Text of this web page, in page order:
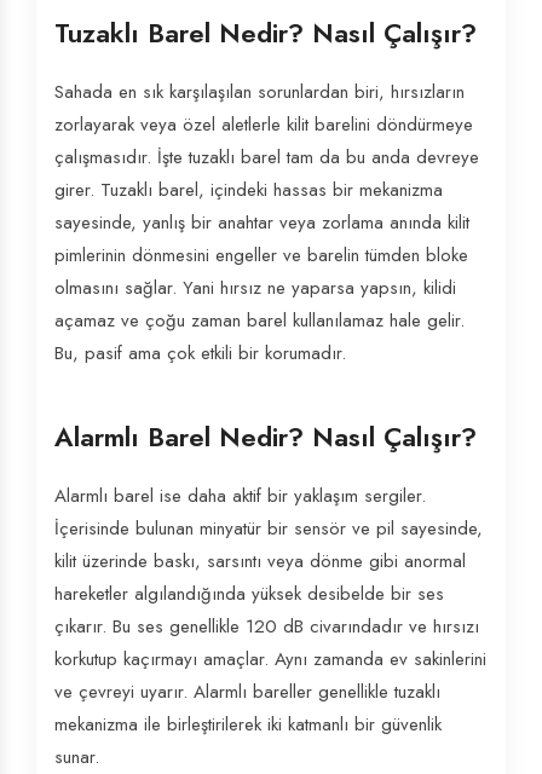
Tuzaklı Barel Nedir? Nasıl Çalışır?
Sahada en sık karşılaşılan sorunlardan biri, hırsızların
zorlayarak veya özel aletlerle kilit barelini döndürmeye
çalışmasıdır. İşte tuzaklı barel tam da bu anda devreye
girer. Tuzaklı barel, içindeki hassas bir mekanizma
sayesinde, yanlış bir anahtar veya zorlama anında kilit
pimlerinin dönmesini engeller ve barelin tümden bloke
olmasını sağlar. Yani hırsız ne yaparsa yapsın, kilidi
açamaz ve çoğu zaman barel kullanılamaz hale gelir.
Bu, pasif ama çok etkili bir korumadır.
Alarmlı Barel Nedir? Nasıl Çalışır?
Alarmlı barel ise daha aktif bir yaklaşım sergiler.
İçerisinde bulunan minyatür bir sensör ve pil sayesinde,
kilit üzerinde baskı, sarsıntı veya dönme gibi anormal
hareketler algılandığında yüksek desibelde bir ses
çıkarır. Bu ses genellikle 120 dB civarındadır ve hırsızı
korkutup kaçırmayı amaçlar. Aynı zamanda ev sakinlerini
ve çevreyi uyarır. Alarmlı bareller genellikle tuzaklı
mekanizma ile birleştirilerek iki katmanlı bir güvenlik
sunar.